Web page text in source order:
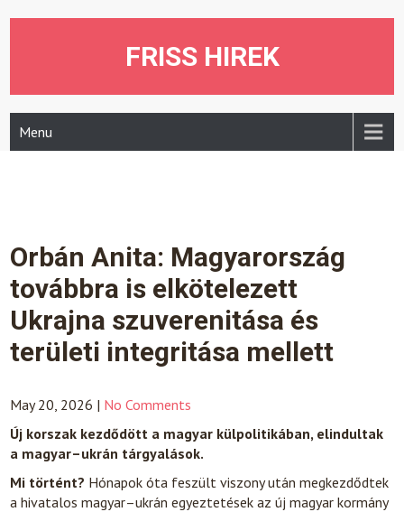
FRISS HIREK
Menu
Orbán Anita: Magyarország
továbbra is elkötelezett
Ukrajna szuverenitása és
területi integritása mellett
May 20, 2026 | No Comments
Új korszak kezdődött a magyar külpolitikában, elindultak
a magyar–ukrán tárgyalások.
Mi történt? Hónapok óta feszült viszony után megkezdődtek
a hivatalos magyar–ukrán egyeztetések az új magyar kormány